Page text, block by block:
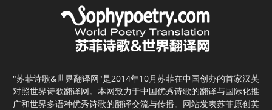
"苏菲诗歌&世界翻译网"是2014年10月苏菲在中国创办的首家汉英
对照世界诗歌翻译网。本网致力于中国优秀诗歌的翻译与国际化推
广和世界多语种优秀诗歌的翻译交流与传播。网站发表苏菲原创英